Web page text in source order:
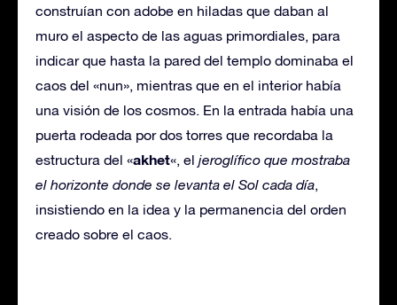
construían con adobe en hiladas que daban al
muro el aspecto de las aguas primordiales, para
indicar que hasta la pared del templo dominaba el
caos del «nun», mientras que en el interior había
una visión de los cosmos. En la entrada había una
puerta rodeada por dos torres que recordaba la
estructura del «akhet«, el jeroglífico que mostraba
el horizonte donde se levanta el Sol cada día,
insistiendo en la idea y la permanencia del orden
creado sobre el caos.